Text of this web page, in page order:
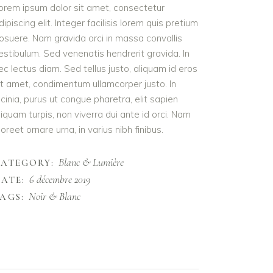
ipsum dolor sit amet, consectetur
elit. Integer facilisis lorem quis pretium
Nam gravida orci in massa convallis
Sed venenatis hendrerit gravida. In
lectus diam. Sed tellus justo, aliquam id eros
amet, condimentum ullamcorper justo. In
purus ut congue pharetra, elit sapien
turpis, non viverra dui ante id orci. Nam
ornare urna, in varius nibh finibus.
Blanc & Lumière
6 décembre 2019
Noir & Blanc